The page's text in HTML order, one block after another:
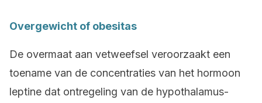
Overgewicht of obesitas
De overmaat aan vetweefsel veroorzaakt een
toename van de concentraties van het hormoon
leptine dat ontregeling van de hypothalamus-